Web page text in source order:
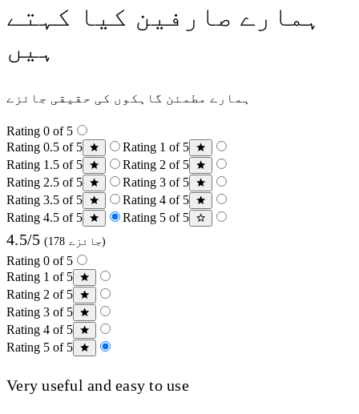
ہمارے صارفین کیا کہتے
ہیں
ہمارے مطمئن گاہکوں کی حقیقی جائزے
Rating 0 of 5
Rating 0.5 of 5
Rating 1 of 5
Rating 1.5 of 5
Rating 2 of 5
Rating 2.5 of 5
Rating 3 of 5
Rating 3.5 of 5
Rating 4 of 5
Rating 4.5 of 5
Rating 5 of 5
4.5/5 (178 جائزے)
Rating 0 of 5
Rating 1 of 5
Rating 2 of 5
Rating 3 of 5
Rating 4 of 5
Rating 5 of 5
Very useful and easy to use